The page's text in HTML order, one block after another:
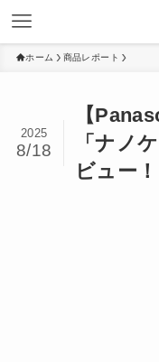
ホーム 商品レポート
【
「ナノ
ビュー！
2025
8/18